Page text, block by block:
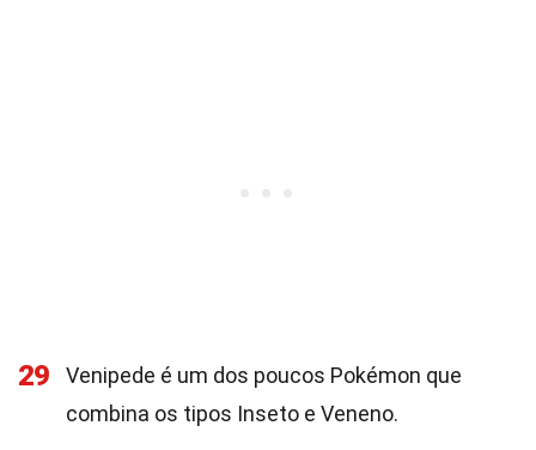
29
Venipede é um dos poucos Pokémon que
combina os tipos Inseto e Veneno.